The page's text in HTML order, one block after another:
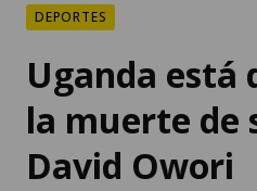
DEPORTES
Uganda está
la muerte de
David Owori